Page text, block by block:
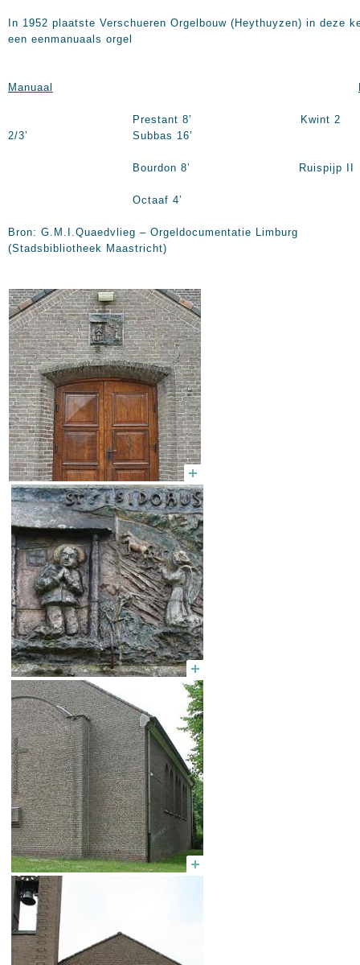
In 1952 plaatste Verschueren Orgelbouw (Heythuyzen) in deze
een eenmanuaals orgel
Manuaal
Prestant 8’
Kwint 2
2/3’ Subbas 16’
Bourdon 8’ Ruispijp II
Octaaf 4’
Bron: G.M.I.Quaedvlieg – Orgeldocumentatie Limburg
(Stadsbibliotheek Maastricht)